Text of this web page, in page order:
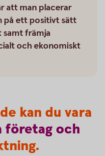
att man placerar
på ett positivt sätt
samt främja
och ekonomiskt
kan du vara
företag och